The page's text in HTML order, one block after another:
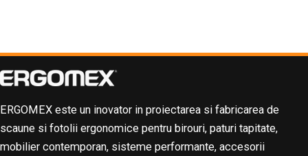
ERGOMEX este un inovator in proiectarea si fabricarea de
scaune si fotolii ergonomice pentru birouri, paturi tapitate,
mobilier contemporan, sisteme performante, accesorii